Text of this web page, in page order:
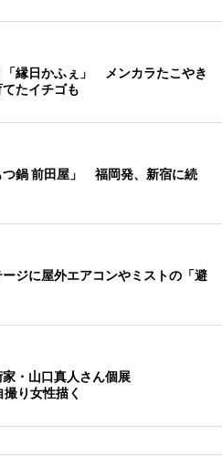
「縁日かふぇ」 メンカラたこやき
たイチゴも
つ鍋 前田屋」 福岡発、新宿に続
ジに屋外エアコンやミストの「避
・山口真人さん個展
り女性描く